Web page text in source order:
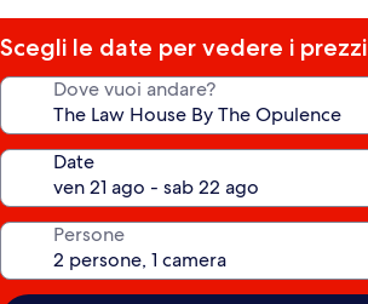
stelle
Scegli le date per vedere i prezzi
Dove vuoi andare?
Date
Persone